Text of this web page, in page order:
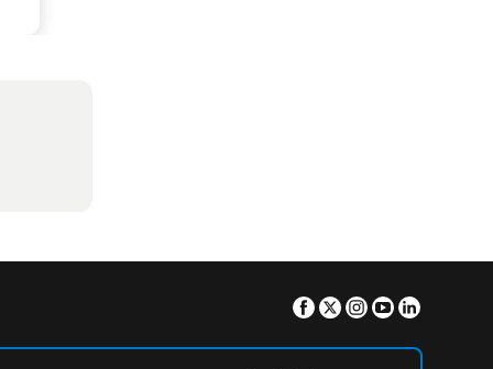
Facebook
TwitterInstagram
Youtube